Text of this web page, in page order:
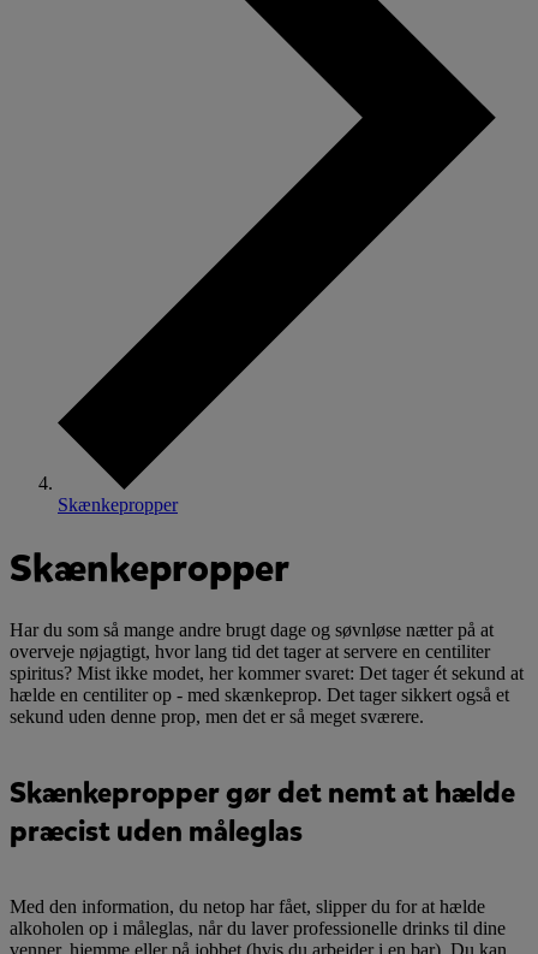
Skænkepropper
Skænkepropper
Har du som så mange andre brugt dage og søvnløse nætter på at
overveje nøjagtigt, hvor lang tid det tager at servere en centiliter
spiritus? Mist ikke modet, her kommer svaret: Det tager ét sekund at
hælde en centiliter op - med skænkeprop. Det tager sikkert også et
sekund uden denne prop, men det er så meget sværere.
Skænkepropper gør det nemt at hælde
præcist uden måleglas
Med den information, du netop har fået, slipper du for at hælde
alkoholen op i måleglas, når du laver professionelle drinks til dine
venner, hjemme eller på jobbet (hvis du arbejder i en bar). Du kan